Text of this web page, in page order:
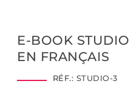
E-BOOK
EN FRANÇAIS
RÉF.: STUDIO-3